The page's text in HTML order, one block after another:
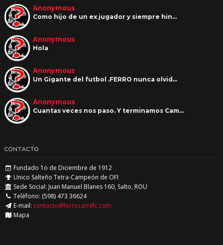
Anonymous
Como hijo de un ex jugador y siempre hin…
Anonymous
Hola
Anonymous
Un Gigante del futbol .FERRO nunca olvid…
Anonymous
Cuantas veces nos paso. Y terminamos Cam…
CONTACTO
Fundado 1o de Diciembre de 1912
Unico Salteño Tetra-Campeón de OFI
Sede Social: Juan Manuel Blanes 160, Salto, ROU
Teléfono: (598) 473 36624
E-mail: contacto@ferrocarrilfc.com
Mapa